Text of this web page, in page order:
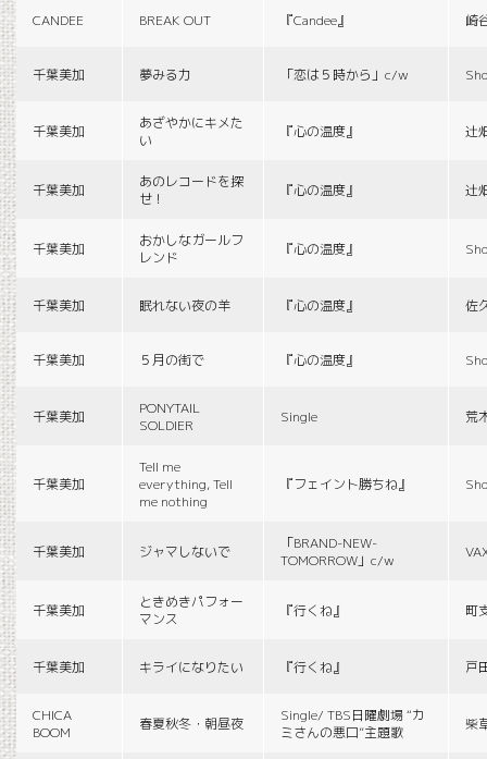
CANDEE BREAK OUT 『Candee』 崎
千葉美加 夢みる力 「恋は５時から」c/w
千葉美加
あざやかにキメた
い
『心の温度』 辻
千葉美加
あのレコードを探
せ！
『心の温度』 辻
千葉美加
おかしなガールフ
レンド
『心の温度』
千葉美加 眠れない夜の羊 『心の温度』 佐
千葉美加 ５月の街で 『心の温度』
千葉美加
PONYTAIL
SOLDIER
Single 荒
千葉美加
Tell me
everything, Tell
me nothing
『フェイント勝ちね』
千葉美加 ジャマしないで
「BRAND-NEW-
TOMORROW」c/w
千葉美加
ときめきパフォー
マンス
『行くね』 町
千葉美加 キライになりたい 『行くね』 戸
CHICA
BOOM
春夏秋冬・朝昼夜
Single/ TBS日曜劇場 “カ
ミさんの悪口”主題歌
柴